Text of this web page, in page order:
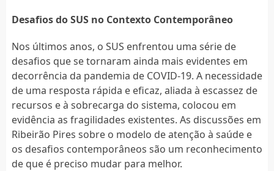
Desafios do SUS no Contexto Contemporâneo
Nos últimos anos, o SUS enfrentou uma série de
desafios que se tornaram ainda mais evidentes em
decorrência da pandemia de COVID-19. A necessidade
de uma resposta rápida e eficaz, aliada à escassez de
recursos e à sobrecarga do sistema, colocou em
evidência as fragilidades existentes. As discussões em
Ribeirão Pires sobre o modelo de atenção à saúde e
os desafios contemporâneos são um reconhecimento
de que é preciso mudar para melhor.